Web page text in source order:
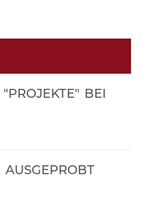
BEI